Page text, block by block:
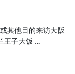
其他目的来访大阪
王子大饭 …